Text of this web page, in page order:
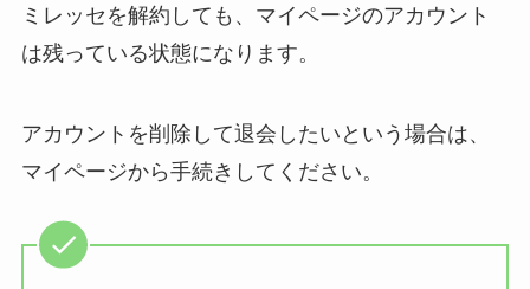
ミレッセを解約しても、マイページのアカウント
は残っている状態になります。
アカウントを削除して退会したいという場合は、
マイページから手続きしてください。